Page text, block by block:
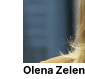
Olena